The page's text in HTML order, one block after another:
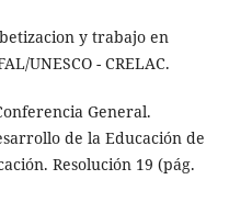
y trabajo en
UNESCO - CRELAC.
General.
de la Educación de
Resolución 19 (pág.